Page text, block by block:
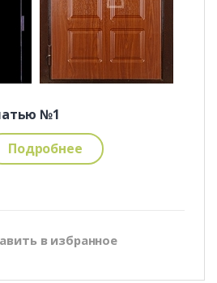
№1
Подробнее
в избранное